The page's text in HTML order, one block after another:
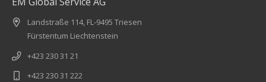
Landstraße 114, FL-9495 Triesen
Fürstentum Liechtenstein
+423 230 31 21
+423 230 31 222